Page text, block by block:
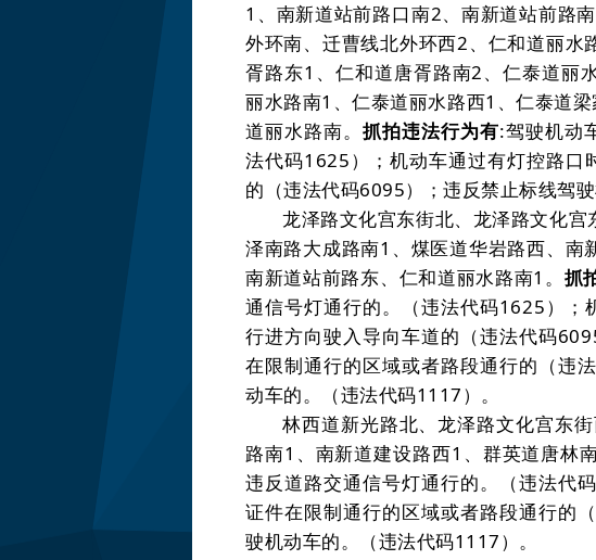
1 、南新道站前路口南2、南新道站前路南
外环南、迁曹线北外环西2、仁和道丽水
胥路东1 、仁和道唐胥路南2、仁泰道丽
丽水路南1 、仁泰道丽水路西1 、仁泰道
道丽水路南。抓拍违法行为有:驾驶机动
法代码1625）
；机动车通过有灯控路
的 （违法代码6095） ；违反禁止标线驾
龙泽路文化宫东街北、龙泽路文化宫
泽南路大成路南1 、煤医道华岩路西、南
南新道站前路东、仁和道丽水路南1。 抓
通信号灯通行的。
（违法代码1625）
行进方向驶入导向车道的 （违法代码
在限制通行的区域或者路段通行的 （违
动车的。
（违法代码1117）。
林西道新光路北、龙泽路文化宫东
路南1 、南新道建设路西1 、群英道唐林
违反道路交通信号灯通行的。
（违法代码
证件在限制通行的区域或者路段通行的
驶机动车的。
（违法代码1117）。